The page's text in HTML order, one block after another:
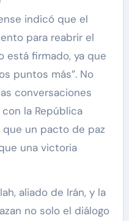
indicó que el
para reabrir el
está firmado, ya que
puntos más”. No
conversaciones
la República
que un pacto de paz
una victoria
aliado de Irán, y la
no solo el diálogo